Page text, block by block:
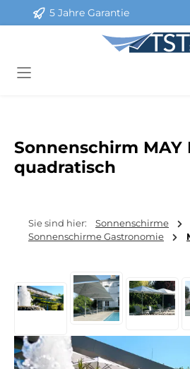
Zum Hauptinhalt springen
5 Jahre Garantie
Sonnenschirm MAY
quadratisch
Sie sind hier:
Sonnenschirme
Sonnenschirme Gastronomie
Bildergalerie überspringen